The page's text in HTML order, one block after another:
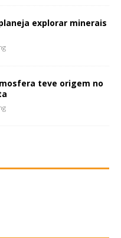
explorar minerais
teve origem no